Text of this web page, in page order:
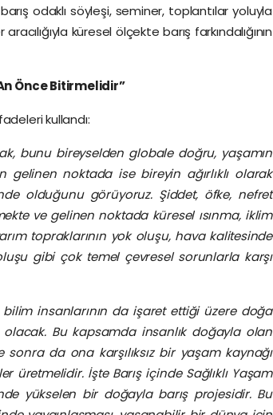
odaklı söyleşi, seminer, toplantılar yoluyla
küresel ölçekte barış farkındalığının
Önce Bitirmelidir”
kullandı:
bunu bireyselden globale doğru, yaşamın
gelinen noktada ise bireyin ağırlıklı olarak
olduğunu görüyoruz. Şiddet, öfke, nefret
ve gelinen noktada küresel ısınma, iklim
topraklarının yok oluşu, hava kalitesinde
gibi çok temel çevresel sorunlarla karşı
insanlarının da işaret ettiği üzere doğa
Bu kapsamda insanlık doğayla olan
da ona karşılıksız bir yaşam kaynağı
üretmelidir. İşte Barış içinde Sağlıklı Yaşam
yükselen bir doğayla barış projesidir. Bu